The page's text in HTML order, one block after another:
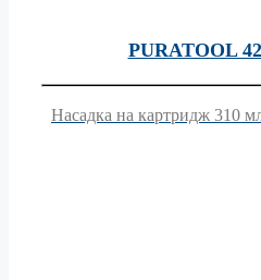
PURATOOL
Насадка на картридж 310